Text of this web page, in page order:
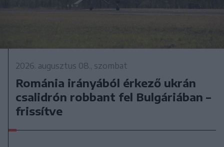
2026. augusztus 08., szombat
Románia irányából érkező ukrán
csalidrón robbant fel Bulgáriában –
frissítve